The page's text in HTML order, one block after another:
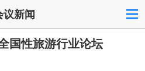
议新闻
国性旅游行业论坛